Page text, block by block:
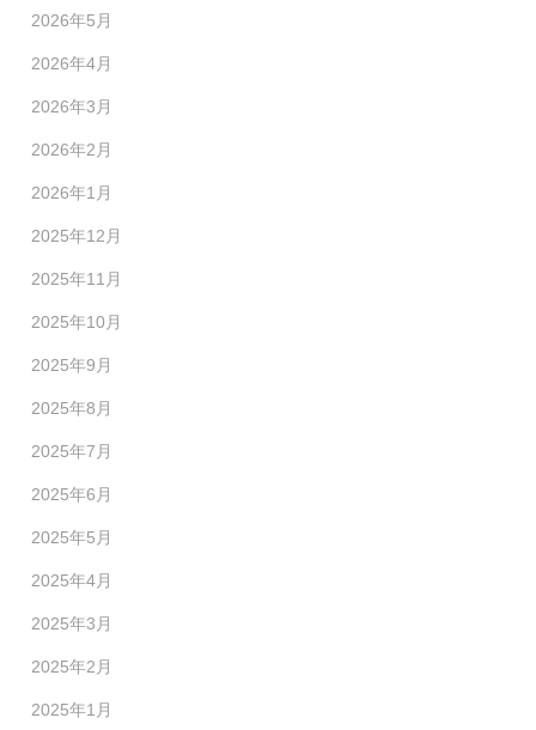
2026年5月
2026年4月
2026年3月
2026年2月
2026年1月
2025年12月
2025年11月
2025年10月
2025年9月
2025年8月
2025年7月
2025年6月
2025年5月
2025年4月
2025年3月
2025年2月
2025年1月